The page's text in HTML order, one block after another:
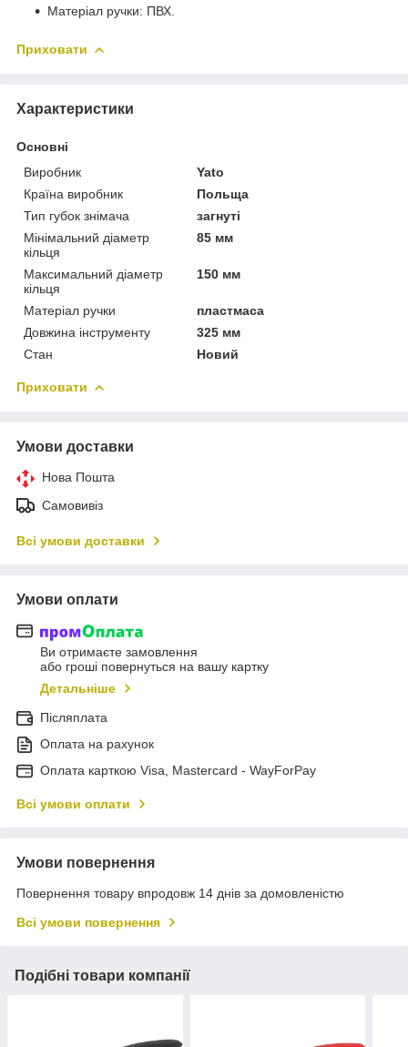
Матеріал ручки: ПВХ.
Приховати
Характеристики
Основні
Виробник
Yato
Країна виробник
Польща
Тип губок знімача
загнуті
Мінімальний діаметр
кільця
85 мм
Максимальний діаметр
кільця
150 мм
Матеріал ручки
пластмаса
Довжина інструменту
325 мм
Стан
Новий
Приховати
Умови доставки
Нова Пошта
Самовивіз
Всі умови доставки
Умови оплати
Ви отримаєте замовлення
або гроші повернуться на вашу картку
Детальніше
Післяплата
Оплата на рахунок
Оплата карткою Visa, Mastercard - WayForPay
Всі умови оплати
Умови повернення
Повернення товару впродовж 14 днів за домовленістю
Всі умови повернення
Подібні товари компанії